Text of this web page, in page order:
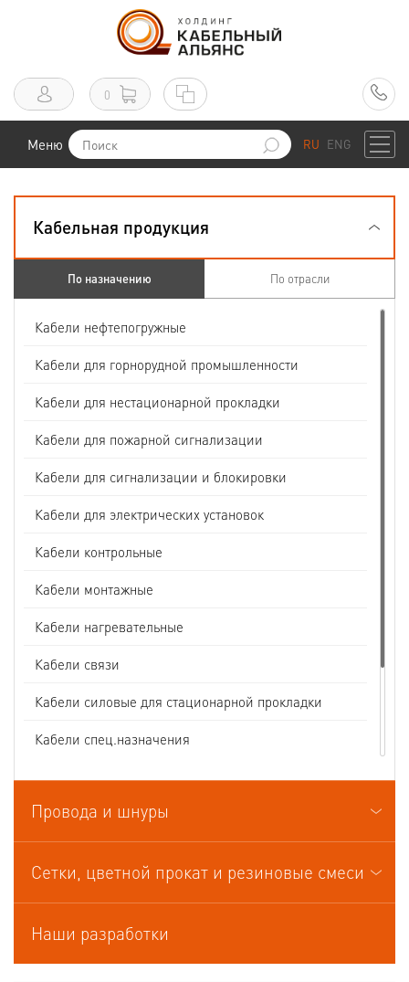
0
Меню RU ENG
Кабельная продукция
По назначению По отрасли
Кабели нефтепогружные
Кабели для горнорудной промышленности
Кабели для нестационарной прокладки
Кабели для пожарной сигнализации
Кабели для сигнализации и блокировки
Кабели для электрических установок
Кабели контрольные
Кабели монтажные
Кабели нагревательные
Кабели связи
Кабели силовые для стационарной прокладки
Кабели спец.назначения
Кабели судовые
Кабели термоэлектродные
Провода и шнуры
Сетки, цветной прокат и резиновые смеси
Наши разработки